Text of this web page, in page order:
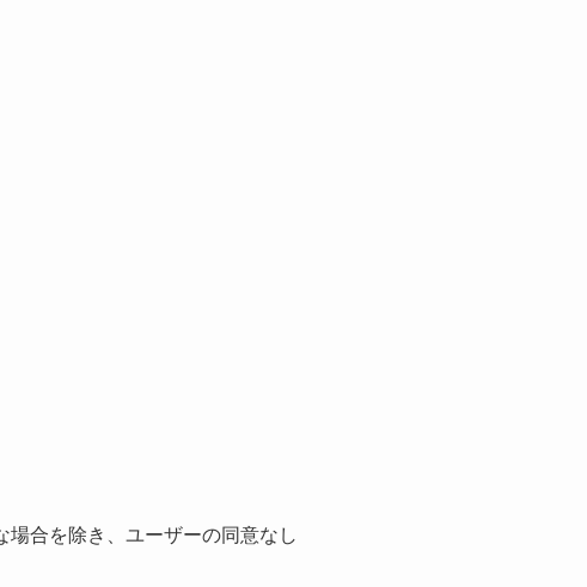
合を除き、ユーザーの同意なし